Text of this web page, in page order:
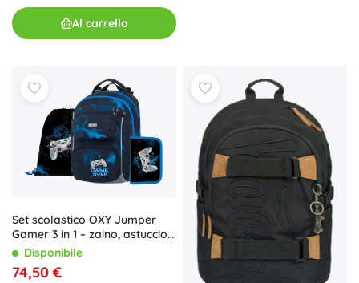
Al carrello
Set scolastico OXY Jumper
Gamer 3 in 1 – zaino, astuccio
e sacca
Disponibile
74,50 €